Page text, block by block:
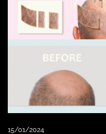
15/01/2024